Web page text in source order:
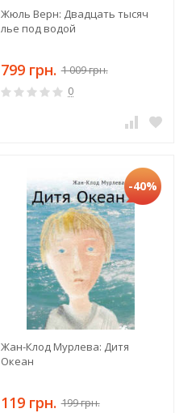
Жюль Верн: Двадцать тысяч
лье под водой
799 грн. 1 009 грн.
0
-40%
Жан-Клод Мурлева: Дитя
Океан
119 грн. 199 грн.